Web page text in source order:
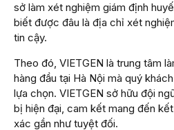
sở làm xét nghiệm giám định
biết được đâu là địa chỉ xét
tin cậy.
Theo đó, VIETGEN là trung tâm
hàng đầu tại Hà Nội mà quý
lựa chọn. VIETGEN sở hữu đội
bị hiện đại, cam kết mang đến
xác gần như tuyệt đối.